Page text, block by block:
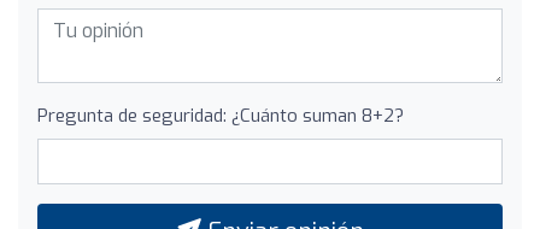
Pregunta de seguridad: ¿Cuánto suman 8+2?